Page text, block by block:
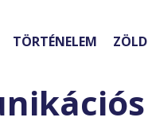
TÖRTÉNELEM ZÖLD